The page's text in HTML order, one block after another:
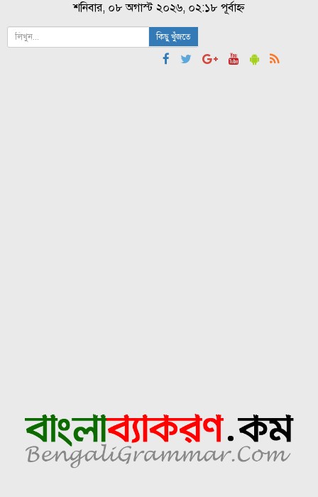
শনিবার, ০৮ অগাস্ট ২০২৬, ০২:১৮ পূর্বাহ্ন
কিছু খুঁজতে